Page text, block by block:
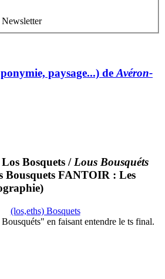
paysage...) de Avéron-
Los Bosquets / Lous Bousquéts
Bousquets FANTOIR : Les
(los,eths) Bosquets
en faisant entendre le ts final.